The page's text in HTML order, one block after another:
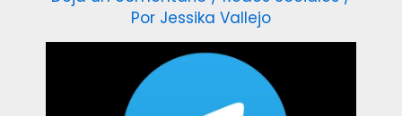
Por Jessika Vallejo